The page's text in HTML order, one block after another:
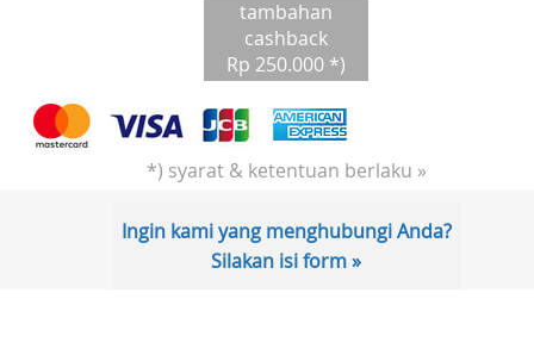
tambahan
cashback
Rp 250.000 *)
*) syarat & ketentuan berlaku »
Ingin kami yang menghubungi Anda?
Silakan isi form »